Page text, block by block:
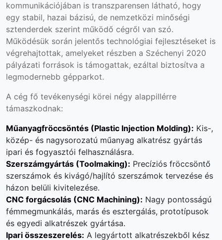
kommunikációjában is transzparensen látható, hogy
egy stabil, hazai bázisú, de nemzetközi minőségi
sztenderdek szerint működő cégről van szó.
Működésük során jelentős technológiai fejlesztéseket is
végrehajtottak, amelyeket részben a Széchenyi 2020
pályázati források is támogattak, ezáltal biztosítva a
legmodernebb gépparkot.
A cég fő tevékenységi körei négy alappillérre
támaszkodnak:
Műanyagfröccsöntés (Plastic Injection Molding): Kis-,
közép- és nagysorozatú műanyag alkatrész gyártás
ipari és fogyasztói felhasználásra.
Szerszámgyártás (Toolmaking): Precíziós fröccsöntő
szerszámok és kivágó/hajlító szerszámok tervezése és
házon belüli kivitelezése.
CNC forgácsolás (CNC Machining): Nagy pontosságú
fémmegmunkálás, marás és esztergálás, prototípusok
és egyedi alkatrészek gyártása.
Ipari összeszerelés: A legyártott alkatrészekből kész